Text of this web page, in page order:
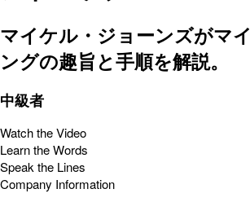
マイケル・ジョーンズがマ
ングの趣旨と手順を解説。
中級者
Watch the Video
Learn the Words
Speak the Lines
Company Information